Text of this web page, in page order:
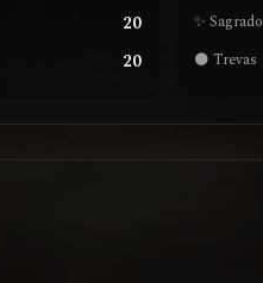
20
20
✨ Sagrado
🌑 Trevas